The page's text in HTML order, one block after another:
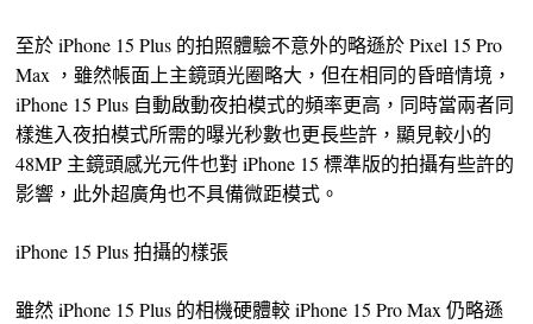
至於 iPhone 15 Plus 的拍照體驗不意外的略遜於 Pixel 15 Pro
Max ，雖然帳面上主鏡頭光圈略大，但在相同的昏暗情境，
iPhone 15 Plus 自動啟動夜拍模式的頻率更高，同時當兩者同
樣進入夜拍模式所需的曝光秒數也更長些許，顯見較小的
48MP 主鏡頭感光元件也對 iPhone 15 標準版的拍攝有些許的
影響，此外超廣角也不具備微距模式。
iPhone 15 Plus 拍攝的樣張
雖然 iPhone 15 Plus 的相機硬體較 iPhone 15 Pro Max 仍略遜